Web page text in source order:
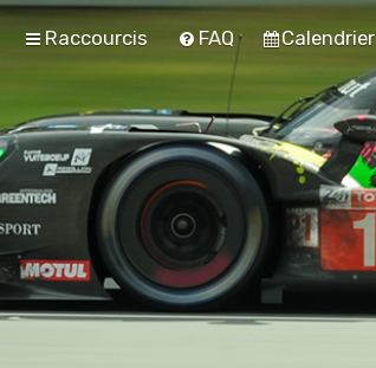
Raccourcis FAQ Calendrier